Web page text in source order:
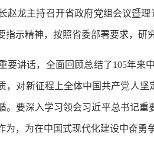
龙主持召开省政府党组会议暨理
指示精神，按照省委部署要求，
讲话，全面回顾总结了105年来
，对新征程上全体中国共产党人
。要深入学习领会习近平总书记
，为在中国式现代化建设中奋勇